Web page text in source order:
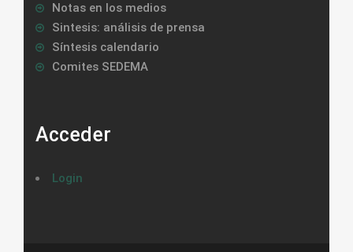
Notas en los medios
Sintesis: análisis de prensa
Síntesis calendario
Comites SEDEMA
Acceder
Login